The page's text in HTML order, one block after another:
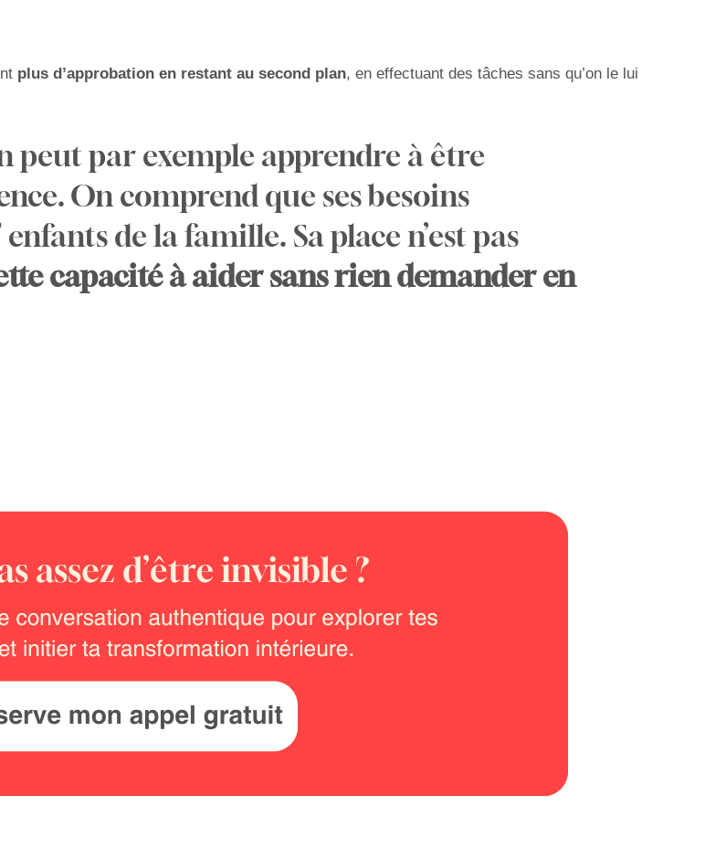
plus d’approbation en restant au second plan, en effectuant des tâches sans qu’on le lui
peut par exemple apprendre à être
On comprend que ses besoins
de la famille. Sa place n’est pas
capacité à aider sans rien demander en